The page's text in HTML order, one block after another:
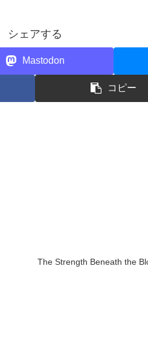
シェアする
Mastodon
コピー
The Strength Beneath the